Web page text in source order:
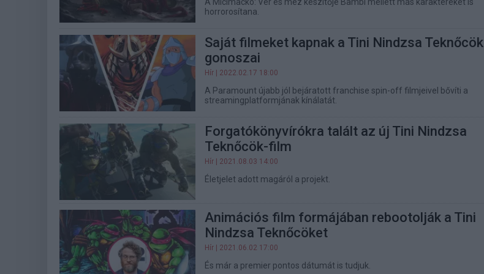
horrorosítana.
Saját filmeket kapnak a Tini Nindzsa Teknőcök
gonoszai
Hír | 2022.02.17 18:00
A Paramount újabb jól bejáratott franchise spin-off filmjeivel bővíti a
streamingplatformjának kínálatát.
Forgatókönyvírókra talált az új Tini Nindzsa
Teknőcök-film
Hír | 2021.08.03 14:00
Életjelet adott magáról a projekt.
Animációs film formájában rebootolják a Tini
Nindzsa Teknőcöket
Hír | 2021.06.02 17:00
És már a premier pontos dátumát is tudjuk.